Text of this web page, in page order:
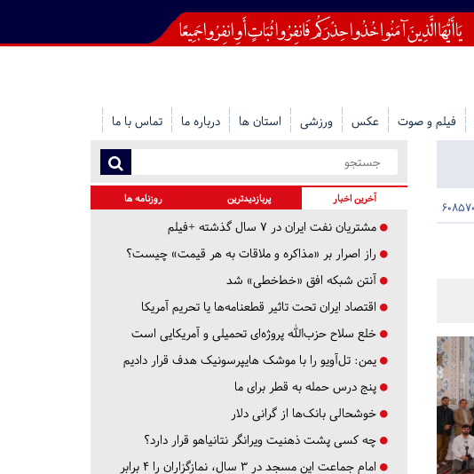
فیلم و صوت عکس ورزشی استان ها درباره ما تماس با ما
آخرین اخبار پربازدیدترین روزنامه ها
مشتریان نفت ایران در ۷ سال گذشته +فیلم
راز اصرار بر «مذاکره و ملاقات به هر قیمت» چیست؟
آنتن شبکه افق «خط‌خطی» شد
اقتصاد ایران تحت تاثیر قطعنامه‌ها یا تحریم‌ آمریکا
خلع سلاح حزب‌الله پروژه‌ای تحمیلی و آمریکایی است
یمن: تل‌آویو را با موشک هایپرسونیک هدف قرار دادیم
پنج درس‌ حمله به قطر برای ما
خوشحالی بانک‌ها از گرانی دلار
چه کسی پشت ذهنیت ویرانگر نتانیاهو قرار دارد؟
امام جماعت این مسجد در ۳ سال، نمازگزاران را ۴ برابر